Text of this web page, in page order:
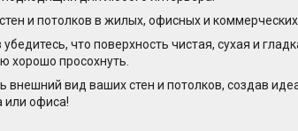
и потолков в жилых, офисных и
что поверхность чистая, сухая и
хорошо просохнуть.
внешний вид ваших стен и потолков, создав
или офиса!